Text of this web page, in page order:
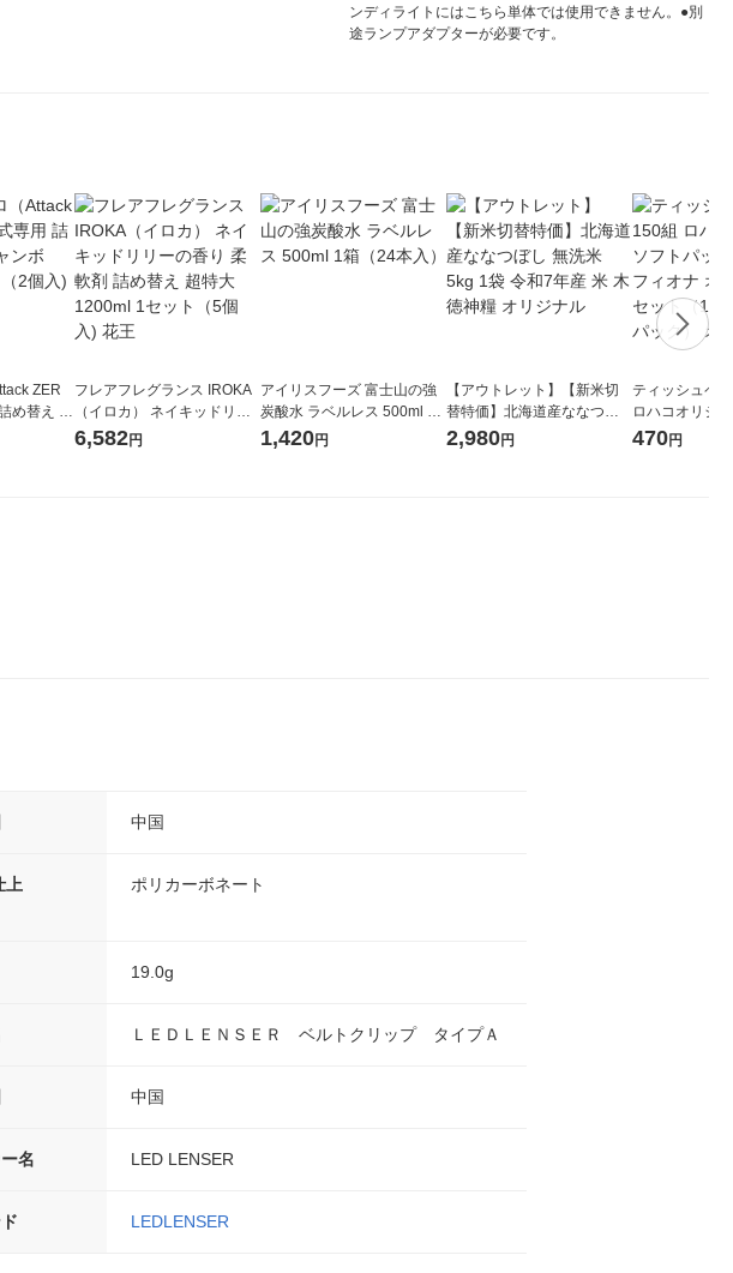
ンディライトにはこちら単体では使用できません。●別
途ランプアダプターが必要です。
ZER
め替え メ
1セット
フレアフレグランス IROKA
（イロカ） ネイキッドリリ
ーの香り 柔軟剤 詰め替え 超
6,582円
アイリスフーズ 富士山の強
炭酸水 ラベルレス 500ml 1
箱（24本入）
1,420円
【アウトレット】【新米切
替特価】北海道産ななつぼ
し 無洗米 5kg 1袋 令和7年産
2,980円
ティッシュペ
ロハコオリジ
ックティッシ
470円
中国
上 ポリカーボネート
19.0g
ＬＥＤＬＥＮＳＥＲ ベルトクリップ タイプＡ
中国
名 LED LENSER
LEDLENSER